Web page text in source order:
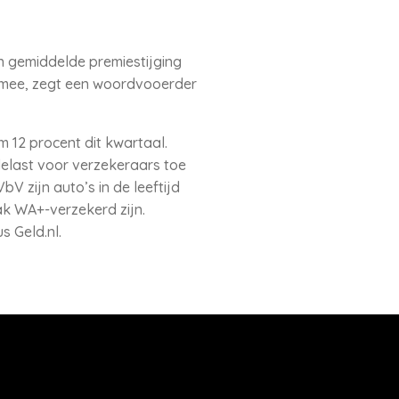
gemiddelde premiestijging
zegt een woordvooerder
12 procent dit kwartaal.
voor verzekeraars toe
zijn auto’s in de leeftijd
WA+-verzekerd zijn.
Geld.nl.